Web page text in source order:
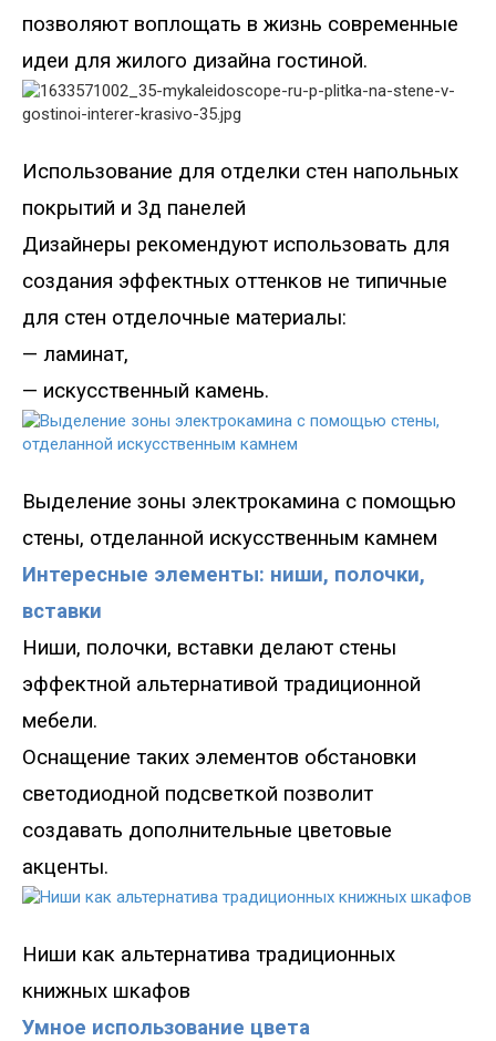
позволяют воплощать в жизнь современные
идеи для жилого дизайна гостиной.
Использование для отделки стен напольных
покрытий и 3д панелей
Дизайнеры рекомендуют использовать для
создания эффектных оттенков не типичные
для стен отделочные материалы:
— ламинат,
— искусственный камень.
Выделение зоны электрокамина с помощью
стены, отделанной искусственным камнем
Интересные элементы: ниши, полочки,
вставки
Ниши, полочки, вставки делают стены
эффектной альтернативой традиционной
мебели.
Оснащение таких элементов обстановки
светодиодной подсветкой позволит
создавать дополнительные цветовые
акценты.
Ниши как альтернатива традиционных
книжных шкафов
Умное использование цвета